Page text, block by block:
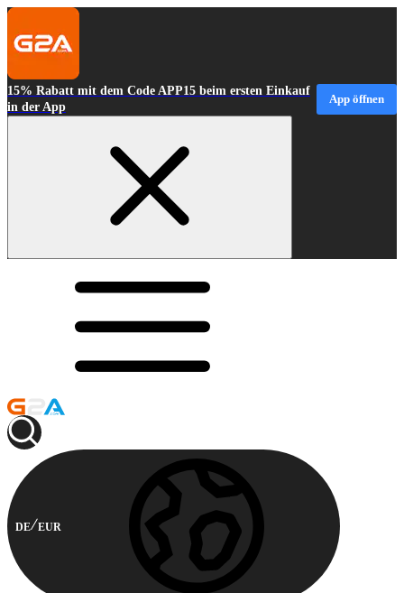
15% Rabatt mit dem Code APP15 beim ersten Einkauf
in der App
App öffnen
DE EUR